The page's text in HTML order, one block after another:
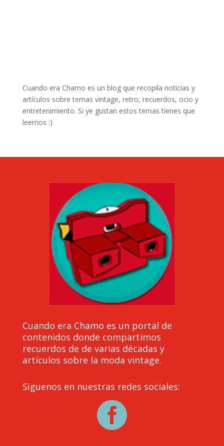
Cuando era Chamo es un blog que recopila noticias y
artículos sobre temas vintage, retro, recuerdos, ocio y
entretenimiento. Si ye gustan estos temas tienes que
leernos :)
Cuando era Chamo es un portal de
contenidos donde compartimos
recuerdos de de varias décadas y
artículos sobre la moda vintage.
Sïguenos en nuestras redes sociales:
